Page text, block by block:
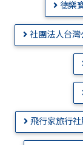
德樂
社團法人台
飛行家旅行